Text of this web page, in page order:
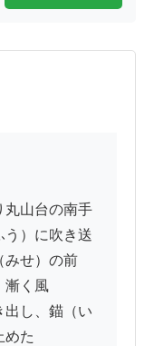
丸山台の南手
う）に吹き送
みせ）の前
漸く風
出し、錨（い
めた